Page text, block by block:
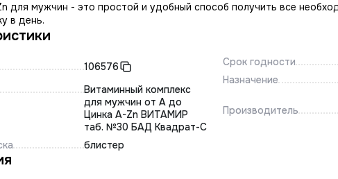
для мужчин - это простой и удобный способ получить все
в день.
106576
Витаминный комплекс
для мужчин от А до
Цинка A-Zn ВИТАМИР
таб. №30 БАД Квадрат-С
блистер
Срок годности
Назначение
Производитель